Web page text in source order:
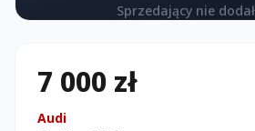
Sprzedający nie
7 000 zł
Audi